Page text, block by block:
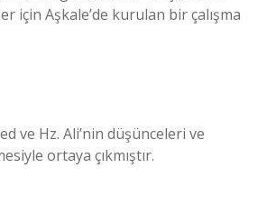
için Aşkale’de kurulan bir çalışma
ve Hz. Ali’nin düşünceleri ve
ortaya çıkmıştır.